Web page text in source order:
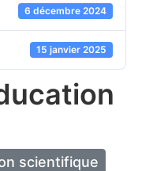
6 décembre 2024
15 janvier 2025
scientifique